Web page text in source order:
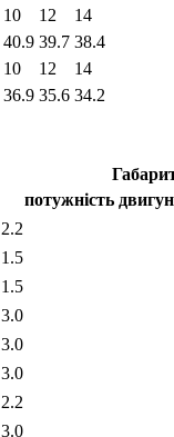
10 12
14
40.9 39.7 38.4
10 12
14
36.9 35.6 34.2
потужність
2.2
1.5
1.5
3.0
3.0
3.0
2.2
3.0